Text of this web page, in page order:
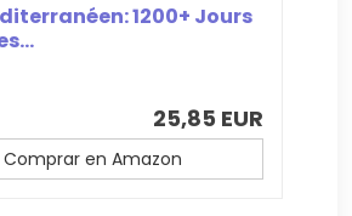
1200+ Jours
25,85 EUR
Comprar en Amazon